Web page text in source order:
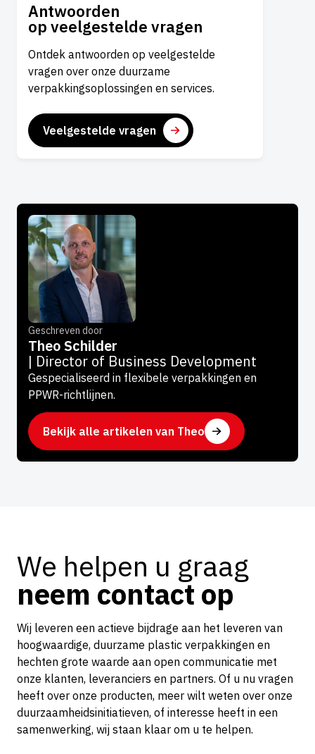
Antwoorden
op veelgestelde vragen
Ontdek antwoorden op veelgestelde
vragen over onze duurzame
verpakkingsoplossingen en services.
Veelgestelde vragen
Geschreven door
Theo Schilder
| Director of Business Development
Gespecialiseerd in flexibele verpakkingen en
PPWR-richtlijnen.
Bekijk alle artikelen van Theo
We helpen u graag
neem contact op
Wij leveren een actieve bijdrage aan het leveren van
hoogwaardige, duurzame plastic verpakkingen en
hechten grote waarde aan open communicatie met
onze klanten, leveranciers en partners. Of u nu vragen
heeft over onze producten, meer wilt weten over onze
duurzaamheidsinitiatieven, of interesse heeft in een
samenwerking, wij staan klaar om u te helpen.